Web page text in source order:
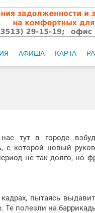
АФИША КАРТА
тут в городе
с которой новый
не так долго,
пытаясь
полезли на